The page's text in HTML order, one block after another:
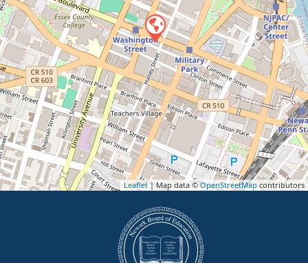
Leaflet| Map data ©OpenStreetMapcontributors